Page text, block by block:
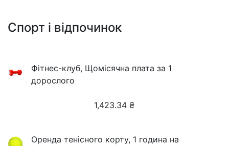
Спорт і відпочинок
Фітнес-клуб, Щомісячна плата за 1
дорослого
1,423.34 ₴
Оренда тенісного корту, 1 година на